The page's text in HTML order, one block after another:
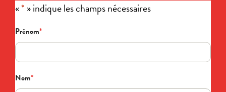
«* » indique les champs nécessaires
Prénom*
Nom*